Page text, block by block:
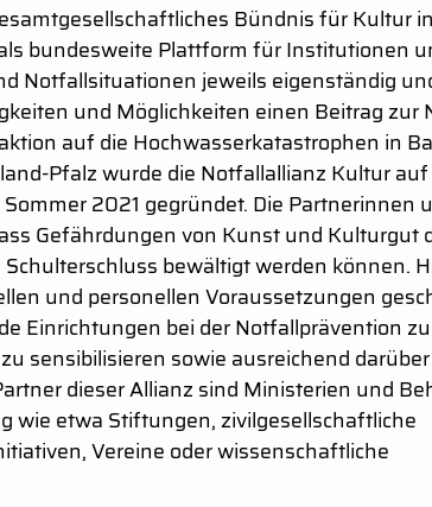
Bündnis für Kultur
bundesweite Plattform für Institutionen
Notfallsituationen jeweils eigenständig
und Möglichkeiten einen Beitrag zur
auf die Hochwasserkatastrophen in
Pfalz wurde die Notfallallianz Kultur
2021 gegründet. Die Partnerinnen
Gefährdungen von Kunst und Kulturgut
bewältigt werden können.
und personellen Voraussetzungen
Einrichtungen bei der Notfallprävention zu
sensibilisieren sowie ausreichend
dieser Allianz sind Ministerien und
wie etwa Stiftungen, zivilgesellschaftliche
Vereine oder wissenschaftliche